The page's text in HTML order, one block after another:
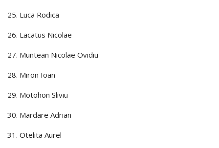
25. Luca Rodica
26. Lacatus Nicolae
27. Muntean Nicolae Ovidiu
28. Miron Ioan
29. Motohon Sliviu
30. Mardare Adrian
31. Otelita Aurel